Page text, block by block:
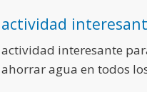
actividad
actividad interesante
ahorrar agua en todos